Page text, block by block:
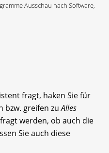
Ausschau nach Software,
fragt, haken Sie für
bzw. greifen zuAlles
werden, ob auch die
Sie auch diese